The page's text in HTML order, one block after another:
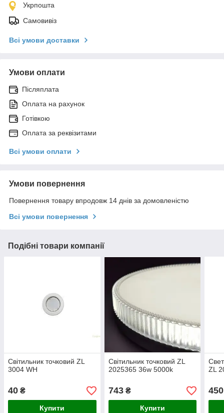
Укрпошта
Самовивіз
Всі умови доставки
Умови оплати
Післяплата
Оплата на рахунок
Готівкою
Оплата за реквізитами
Всі умови оплати
Умови повернення
Повернення товару впродовж 14 днів за домовленістю
Всі умови повернення
Подібні товари компанії
Світильник точковий ZL
3004 WH
40 ₴
Купити
Світильник точковий ZL
2025365 36w 5000k
743₴
Купити
ZL
450